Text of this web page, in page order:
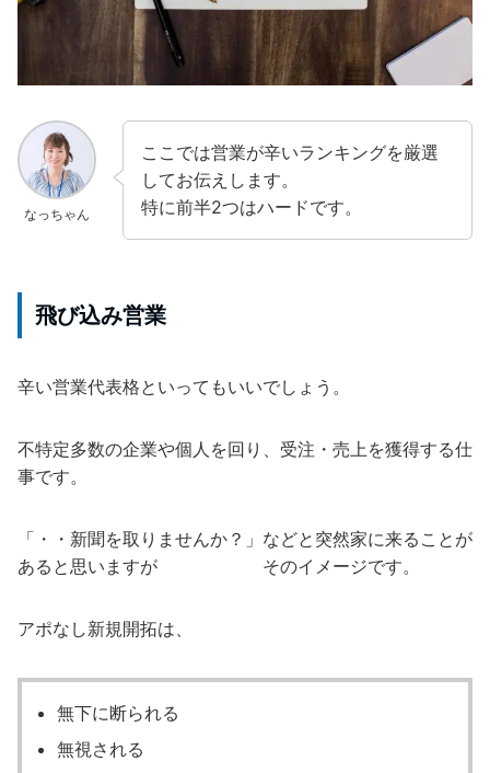
なっちゃん
ここでは営業が辛いランキングを厳選
してお伝えします。
特に前半2つはハードです。
飛び込み営業
辛い営業代表格といってもいいでしょう。
不特定多数の企業や個人を回り、受注・売上を獲得する仕
事です。
「・・新聞を取りませんか？」などと突然家に来ることが
あると思いますが そのイメージです。
アポなし新規開拓は、
無下に断られる
無視される